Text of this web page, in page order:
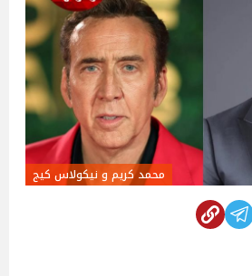
محمد كريم و نيكولاس كيج